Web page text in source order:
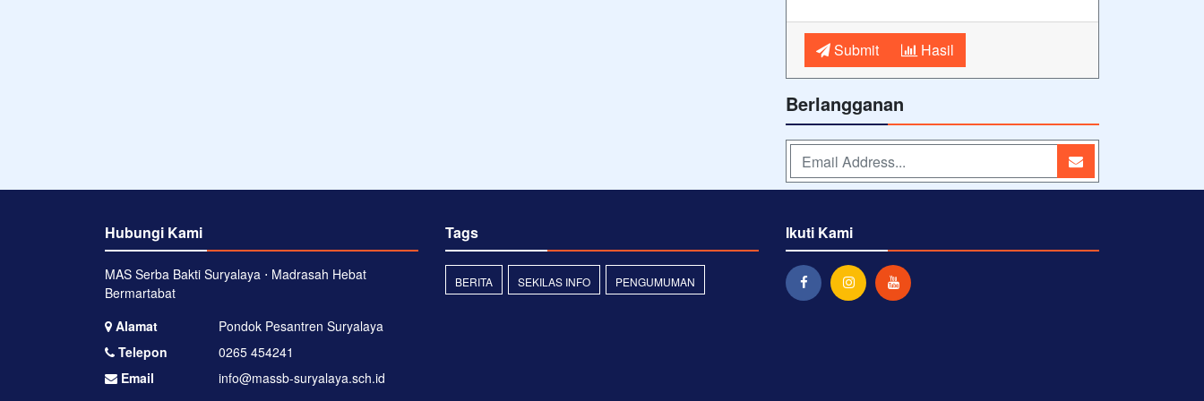
Submit Hasil
Berlangganan
Hubungi Kami
MAS Serba Bakti Suryalaya ⋅ Madrasah Hebat
Bermartabat
Alamat
Pondok Pesantren Suryalaya
Telepon
0265 454241
Email
info@massb-suryalaya.sch.id
Tags
BERITA SEKILAS INFO PENGUMUMAN
Ikuti Kami